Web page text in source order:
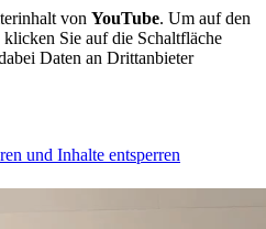
von YouTube. Um auf den
Sie auf die Schaltfläche
Daten an Drittanbieter
und Inhalte entsperren